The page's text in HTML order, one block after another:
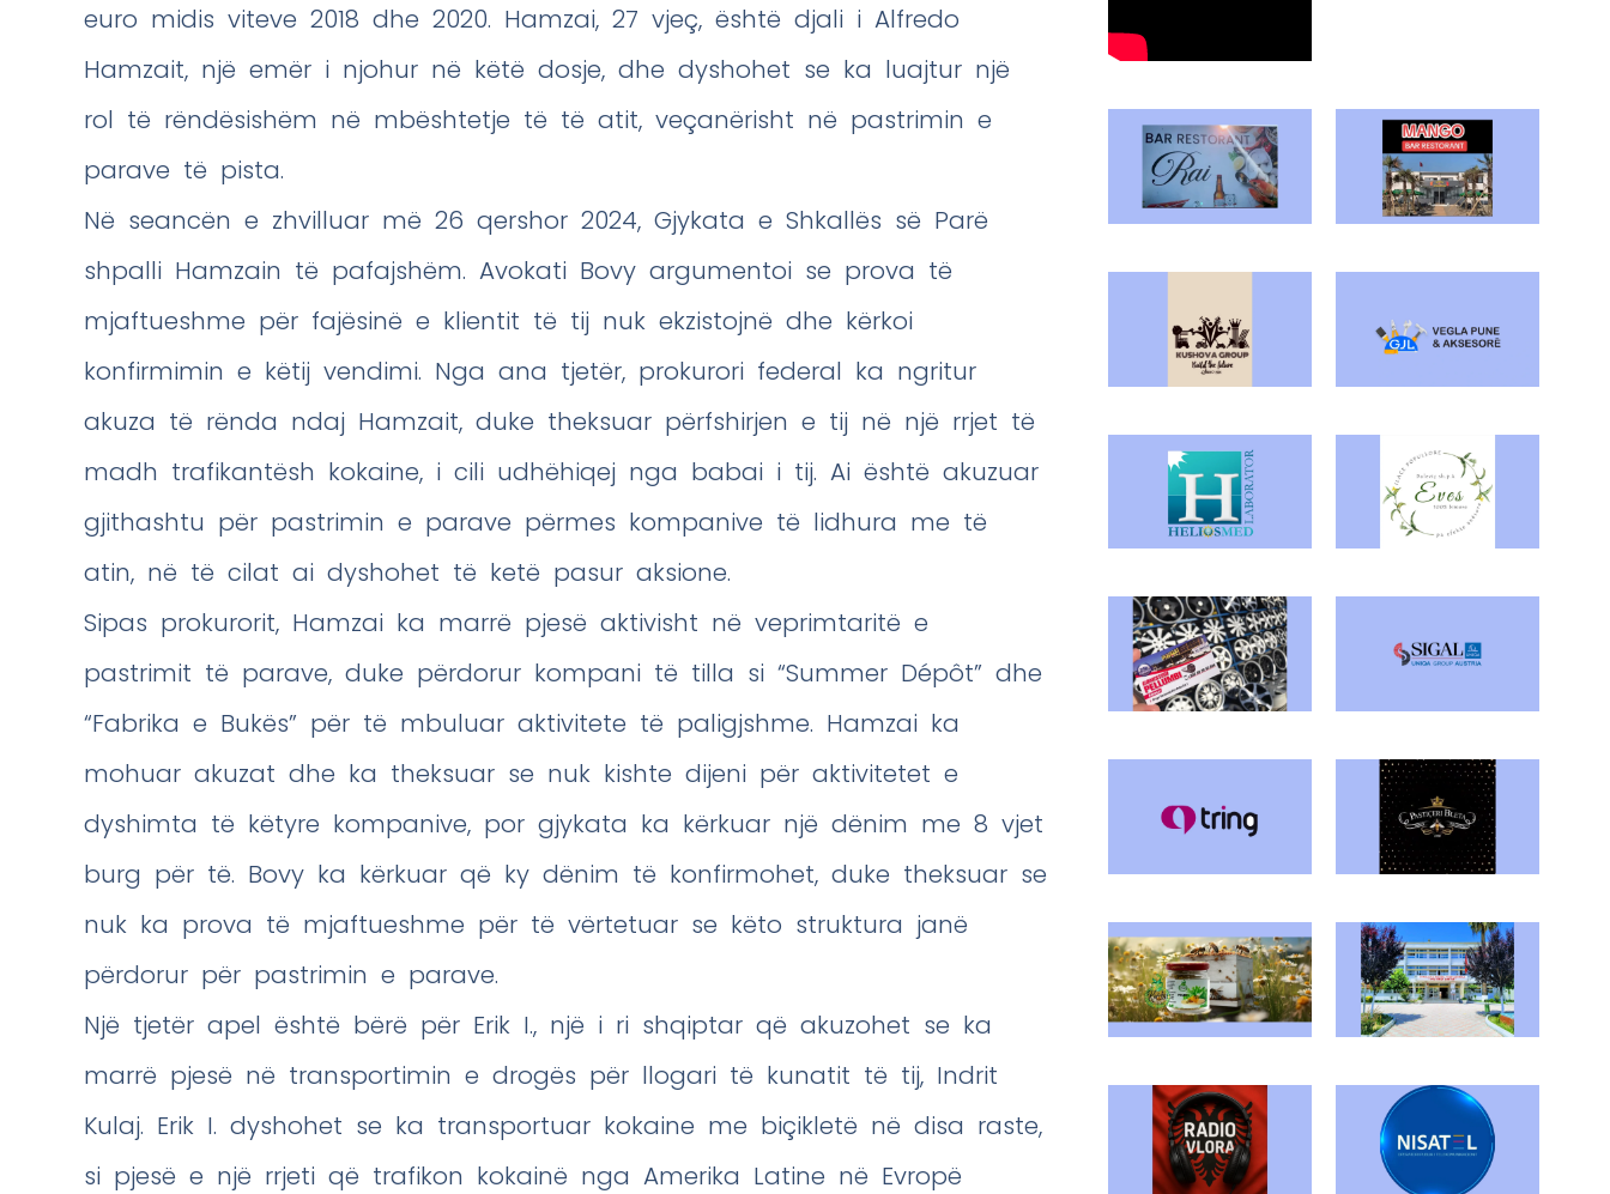
euro midis viteve 2018 dhe 2020. Hamzai, 27 vjeç, është djali i Alfredo
Hamzait, një emër i njohur në këtë dosje, dhe dyshohet se ka luajtur një
rol të rëndësishëm në mbështetje të të atit, veçanërisht në pastrimin e
parave të pista.
Në seancën e zhvilluar më 26 qershor 2024, Gjykata e Shkallës së Parë
shpalli Hamzain të pafajshëm. Avokati Bovy argumentoi se prova të
mjaftueshme për fajësinë e klientit të tij nuk ekzistojnë dhe kërkoi
konfirmimin e këtij vendimi. Nga ana tjetër, prokurori federal ka ngritur
akuza të rënda ndaj Hamzait, duke theksuar përfshirjen e tij në një rrjet të
madh trafikantësh kokaine, i cili udhëhiqej nga babai i tij. Ai është akuzuar
gjithashtu për pastrimin e parave përmes kompanive të lidhura me të
atin, në të cilat ai dyshohet të ketë pasur aksione.
Sipas prokurorit, Hamzai ka marrë pjesë aktivisht në veprimtaritë e
pastrimit të parave, duke përdorur kompani të tilla si “Summer Dépôt” dhe
“Fabrika e Bukës” për të mbuluar aktivitete të paligjshme. Hamzai ka
mohuar akuzat dhe ka theksuar se nuk kishte dijeni për aktivitetet e
dyshimta të këtyre kompanive, por gjykata ka kërkuar një dënim me 8 vjet
burg për të. Bovy ka kërkuar që ky dënim të konfirmohet, duke theksuar se
nuk ka prova të mjaftueshme për të vërtetuar se këto struktura janë
përdorur për pastrimin e parave.
Një tjetër apel është bërë për Erik I., një i ri shqiptar që akuzohet se ka
marrë pjesë në transportimin e drogës për llogari të kunatit të tij, Indrit
Kulaj. Erik I. dyshohet se ka transportuar kokaine me biçikletë në disa raste,
si pjesë e një rrjeti që trafikon kokainë nga Amerika Latine në Evropë